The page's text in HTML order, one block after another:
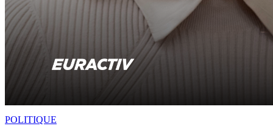
POLITIQUE